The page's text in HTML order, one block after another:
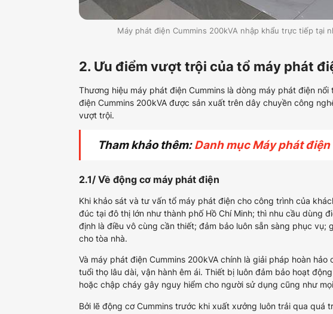
Máy phát điện Cummins 200kVA nhập khẩu trực tiếp tại
2. Ưu điểm vượt trội của tổ máy phát
Thương hiệu máy phát điện Cummins là dòng máy phát điện
điện Cummins 200kVA được sản xuất trên dây chuyền công
vượt trội.
Tham khảo thêm:Danh mục Máy phát
2.1/ Về động cơ máy phát điện
Khi khảo sát và tư vấn tổ máy phát điện cho công trình của
đúc tại đô thị lớn như thành phố Hồ Chí Minh; thì nhu cầu dùng
định là điều vô cùng cần thiết; đảm bảo luôn sẵn sàng phục
cho tòa nhà.
Và máy phát điện Cummins 200kVA chính là giải pháp hoàn
tuổi thọ lâu dài, vận hành êm ái. Thiết bị luôn đảm bảo hoạt
hoặc chập cháy gây nguy hiểm cho người sử dụng cũng như
Bởi lẽ động cơ Cummins trước khi xuất xưởng luôn trải qua quá